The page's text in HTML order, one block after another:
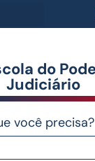
do
Judiciário​
você precisa?